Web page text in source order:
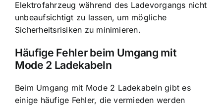
Elektrofahrzeug während des Ladevorgangs nicht
unbeaufsichtigt zu lassen, um mögliche
Sicherheitsrisiken zu minimieren.
Häufige Fehler beim Umgang mit
Mode 2 Ladekabeln
Beim Umgang mit Mode 2 Ladekabeln gibt es
einige häufige Fehler, die vermieden werden